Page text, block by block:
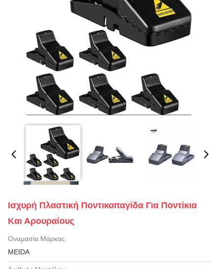
Ισχυρή Πλαστική Ποντικοπαγίδα Για Ποντίκια
Και Αρουραίους
Ονομασία Μάρκας:
MEIDA